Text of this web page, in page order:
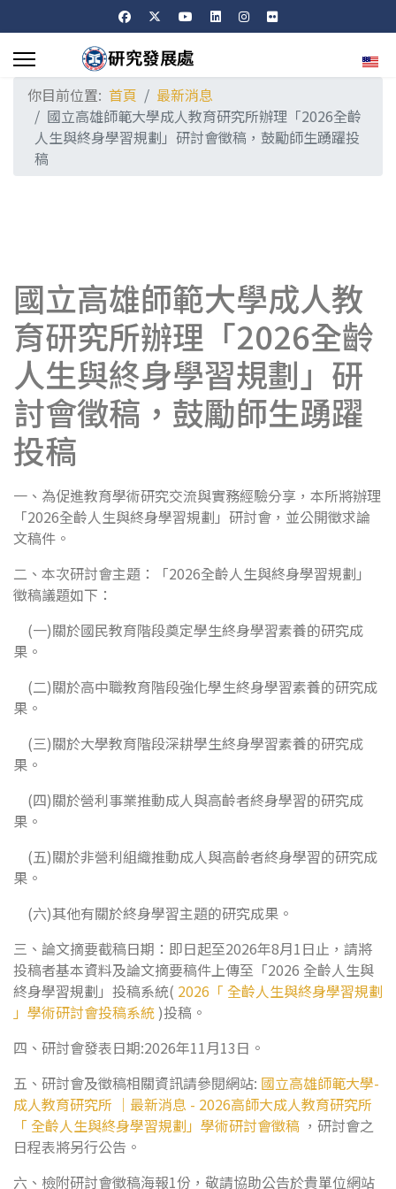
選擇
你目前位置: 首頁
最新消息
國立高雄師範大學成人教育研究所辦理「2026全齡
人生與終身學習規劃」研討會徵稿，鼓勵師生踴躍投
稿
國立高雄師範大學成人教
育研究所辦理「2026全齡
人生與終身學習規劃」研
討會徵稿，鼓勵師生踴躍
投稿
一、為促進教育學術研究交流與實務經驗分享，本所將辦理
「2026全齡人生與終身學習規劃」研討會，並公開徵求論
文稿件。
二、本次研討會主題：「2026全齡人生與終身學習規劃」
徵稿議題如下：
(一)關於國民教育階段奠定學生終身學習素養的研究成
果。
(二)關於高中職教育階段強化學生終身學習素養的研究成
果。
(三)關於大學教育階段深耕學生終身學習素養的研究成
果。
(四)關於營利事業推動成人與高齡者終身學習的研究成
果。
(五)關於非營利組織推動成人與高齡者終身學習的研究成
果。
(六)其他有關於終身學習主題的研究成果。
三、論文摘要截稿日期：即日起至2026年8月1日止，請將
投稿者基本資料及論文摘要稿件上傳至「2026 全齡人生與
終身學習規劃」投稿系統( 2026「 全齡人生與終身學習規劃
」學術研討會投稿系統)投稿。
四、研討會發表日期:2026年11月13日。
五、研討會及徵稿相關資訊請參閱網站: 國立高雄師範大學-
成人教育研究所 ｜最新消息 - 2026高師大成人教育研究所
「 全齡人生與終身學習規劃」學術研討會徵稿 ，研討會之
日程表將另行公告。
六、檢附研討會徵稿海報1份，敬請協助公告於貴單位網站